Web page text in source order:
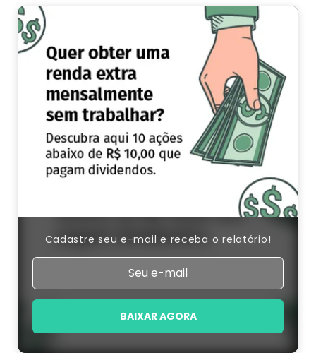
Cadastre seu e-mail e receba o relatório!
BAIXAR AGORA